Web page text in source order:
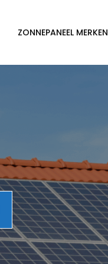
ZONNEPANEEL MERKEN